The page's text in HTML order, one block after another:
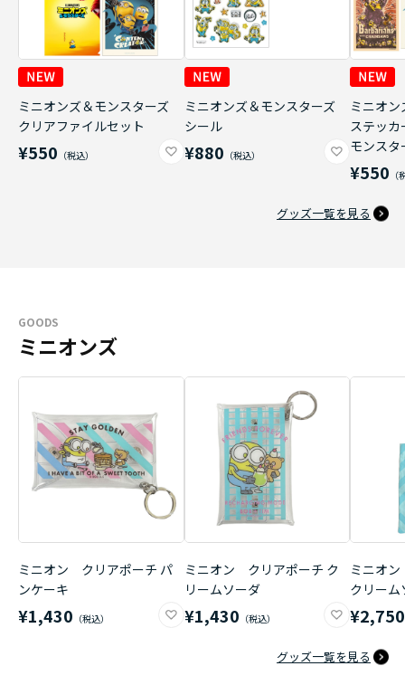
ミニオンズ＆モンスターズ
クリアファイルセット
¥550
ミニオンズ＆モンスターズ
シール
¥880
ミニオ
ステッ
モンスタ
¥550
グッズ一覧を見る
GOODS
ミニオンズ
ミニオン クリアポーチ パ
ンケーキ
¥1,430
ミニオン クリアポーチ ク
リームソーダ
¥1,430
ミニオ
クリーム
¥2,750
グッズ一覧を見る